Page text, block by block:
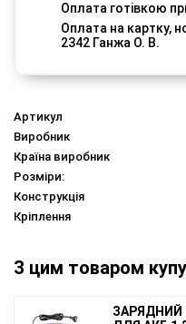
Оплата готівкою
Оплата на картку,
2342 Ганжа О. В.
Артикул
Виробник
Країна виробник
Розміри:
Конструкція
Кріплення
З цим товаром
ЗАРЯДНИЙ